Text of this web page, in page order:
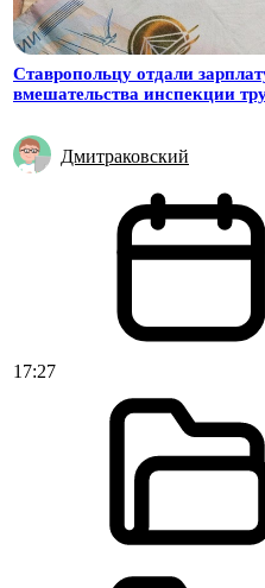
Ставропольцу отдали
вмешательства инспекции
Дмитраковский
17:27